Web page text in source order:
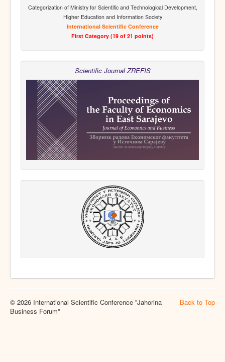
Categorization of Ministry for Scientific and Technological Development,
Higher Education and Information Society
International Scientific Conference
First Category (19 of 21 points)
Scientific Journal ZREFIS
Back to Top
© 2026 International Scientific Conference ''Jahorina
Business Forum''